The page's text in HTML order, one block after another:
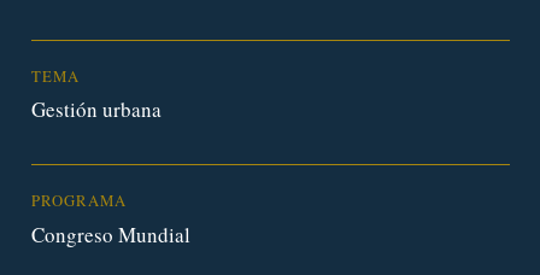
TEMA
Gestión urbana
PROGRAMA
Congreso Mundial